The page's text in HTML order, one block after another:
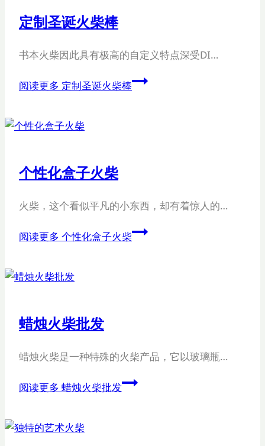
定制圣诞火柴棒
书本火柴因此具有极高的自定义特点深受DI…
阅读更多 定制圣诞火柴棒
个性化盒子火柴
火柴，这个看似平凡的小东西，却有着惊人的…
阅读更多 个性化盒子火柴
蜡烛火柴批发
蜡烛火柴是一种特殊的火柴产品，它以玻璃瓶…
阅读更多 蜡烛火柴批发